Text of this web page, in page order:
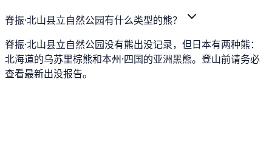
脊振·北山县立自然公园有什么类型的熊？
脊振·北山县立自然公园没有熊出没记录，但日本有两种熊：
北海道的乌苏里棕熊和本州·四国的亚洲黑熊。登山前请务必
查看最新出没报告。